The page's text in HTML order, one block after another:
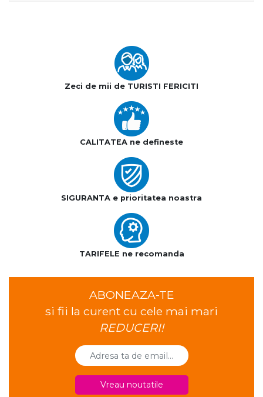
Zeci de mii de TURISTI FERICITI
CALITATEA ne defineste
SIGURANTA e prioritatea noastra
TARIFELE ne recomanda
ABONEAZA-TE
si fii la curent cu cele mai mari
REDUCERI!
Vreau noutatile